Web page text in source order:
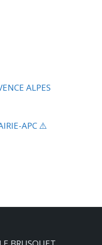
ALPES
APC ⚠️